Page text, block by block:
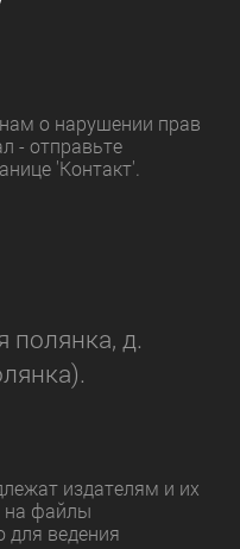
о нарушении прав
- отправьте
'Контакт'.
полянка, д.
издателям и их
на файлы
для ведения